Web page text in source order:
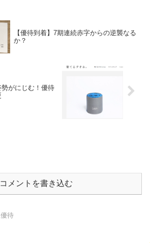
【優待到着】7期連続赤字からの逆襲なる
か？
がにじむ！優待
コメントを書き込む
待